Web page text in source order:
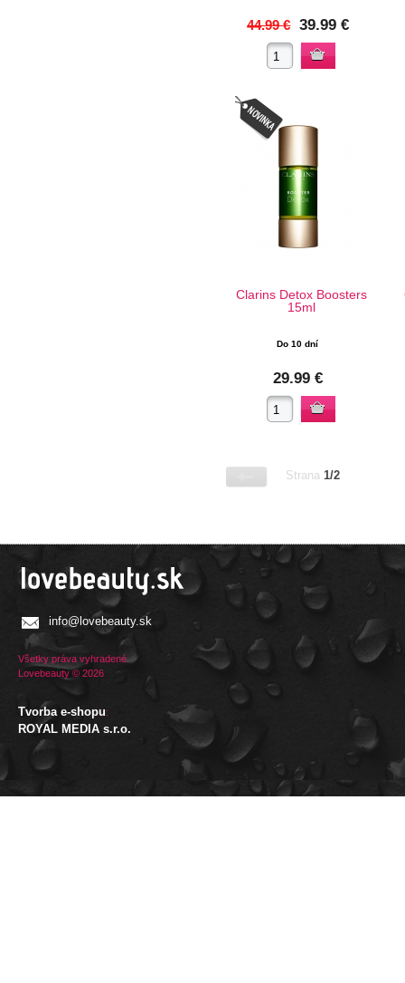
44.99 € 39.99 €
Clarins Detox Boosters
15ml
Do 10 dní
29.99 €
Strana 1/2
info@lovebeauty.sk
Všetky práva vyhradené.
Lovebeauty © 2026
Tvorba e-shopu:
ROYAL MEDIA s.r.o.